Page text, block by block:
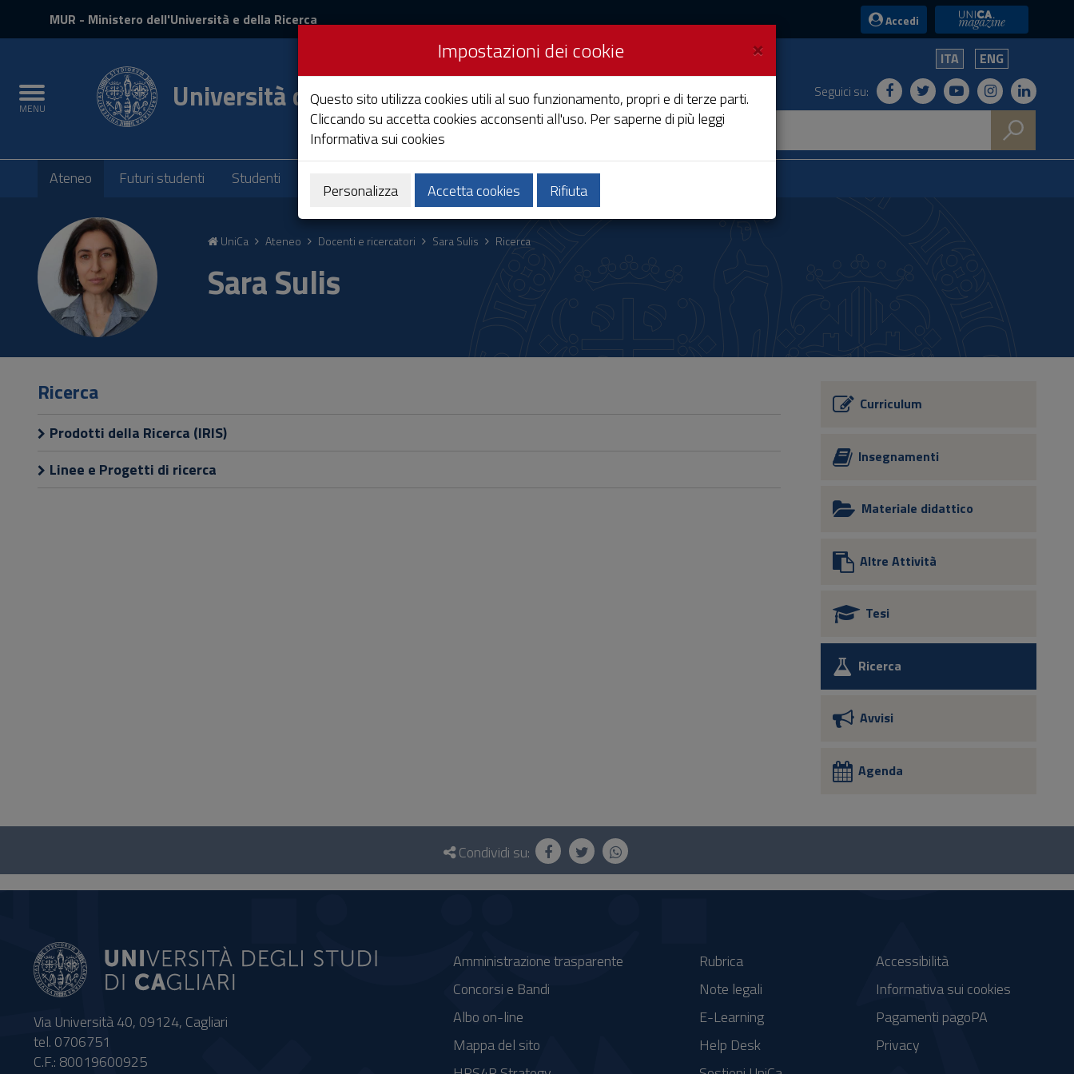
Contenuto
navigazione
MUR - Ministero dell'Università e della Ricerca Accedi UniCA News
Toggle
navigation
MENU Università degli Studi di Cagliari
ITA ENG
Seguici su:
Submenu
Ateneo Futuri studenti Studenti Ricerca Società e territorio
UniCa Ateneo Docenti e ricercatori Sara Sulis Ricerca
Sara Sulis
Ricerca
Prodotti della Ricerca (IRIS)
Linee e Progetti di ricerca
Curriculum
Insegnamenti
Materiale didattico
Altre Attività
Tesi
Ricerca
Avvisi
Agenda
Questionario
social
Condividi su:
Via Università 40, 09124, Cagliari
tel. 0706751
C.F.: 80019600925
Amministrazione trasparente
Concorsi e Bandi
Albo on-line
Mappa del sito
Rubrica
Note legali
E-Learning
Help Desk
Accessibilità
Informativa sui cookies
Pagamenti pagoPA
Privacy
×
Impostazioni dei cookie
Questo sito utilizza cookies utili al suo funzionamento, propri e di terze parti.
Cliccando su accetta cookies acconsenti all'uso. Per saperne di più leggi
Informativa sui cookies
Personalizza Accetta cookies Rifiuta